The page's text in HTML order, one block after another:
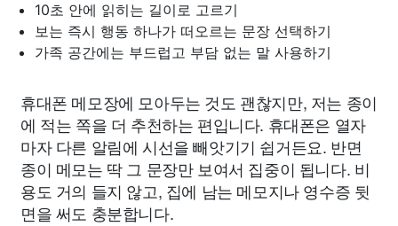
10초 안에 읽히는 길이로 고르기
보는 즉시 행동 하나가 떠오르는 문장 선택하기
가족 공간에는 부드럽고 부담 없는 말 사용하기
휴대폰 메모장에 모아두는 것도 괜찮지만, 저는 종이
에 적는 쪽을 더 추천하는 편입니다. 휴대폰은 열자
마자 다른 알림에 시선을 빼앗기기 쉽거든요. 반면
종이 메모는 딱 그 문장만 보여서 집중이 됩니다. 비
용도 거의 들지 않고, 집에 남는 메모지나 영수증 뒷
면을 써도 충분합니다.